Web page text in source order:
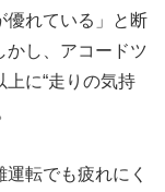
優れている」と断
かし、アコードツ
に“走りの気持
転でも疲れにく